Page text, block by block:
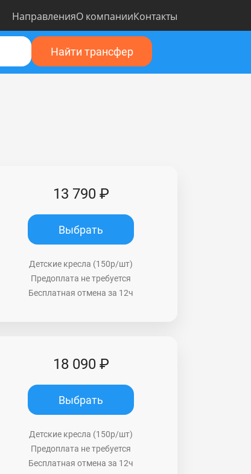
НаправленияО компанииКонтакты
Найти трансфер
13 790 ₽
Выбрать
Детские кресла (150р/шт)
Предоплата не требуется
Бесплатная отмена за 12ч
18 090 ₽
Выбрать
Детские кресла (150р/шт)
Предоплата не требуется
Бесплатная отмена за 12ч